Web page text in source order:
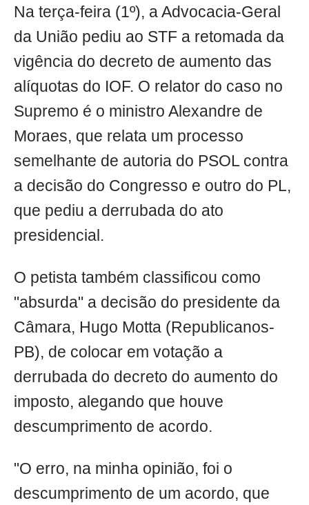
Na terça-feira (1º), a Advocacia-Geral
da União pediu ao STF a retomada da
vigência do decreto de aumento das
alíquotas do IOF. O relator do caso no
Supremo é o ministro Alexandre de
Moraes, que relata um processo
semelhante de autoria do PSOL contra
a decisão do Congresso e outro do PL,
que pediu a derrubada do ato
presidencial.
O petista também classificou como
"absurda" a decisão do presidente da
Câmara, Hugo Motta (Republicanos-
PB), de colocar em votação a
derrubada do decreto do aumento do
imposto, alegando que houve
descumprimento de acordo.
"O erro, na minha opinião, foi o
descumprimento de um acordo, que